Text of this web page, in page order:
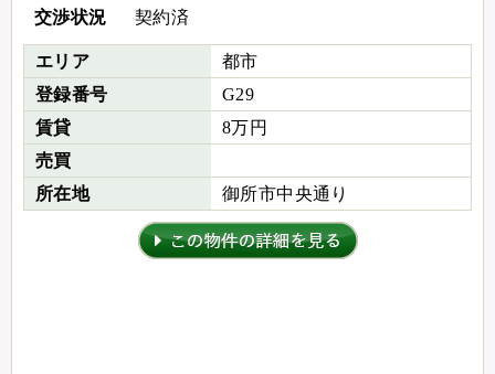
交渉状況 契約済
エリア
都市
登録番号
G29
賃貸
8万円
売買
所在地
御所市中央通り